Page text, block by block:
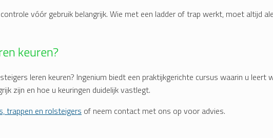
vóór gebruik belangrijk. Wie met een ladder of trap werkt, moet altijd
keuren?
leren keuren? Ingenium biedt een praktijkgerichte cursus waarin u leert
zijn en hoe u keuringen duidelijk vastlegt.
trappen en rolsteigers of neem contact met ons op voor advies.